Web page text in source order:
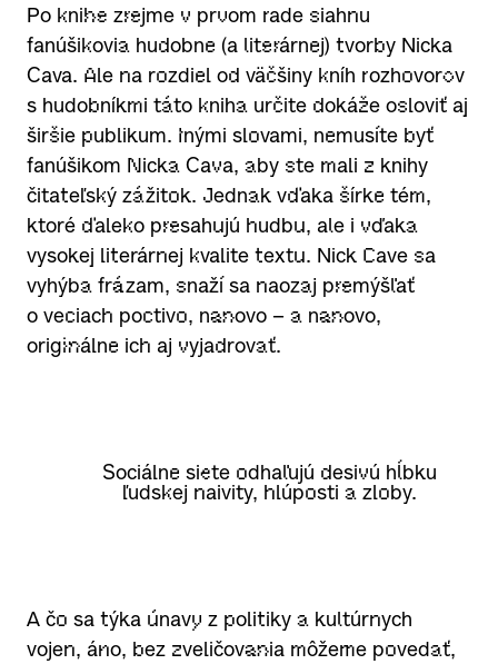
Po knihe zrejme v prvom rade siahnu
fanúšikovia hudobne (a literárnej) tvorby Nicka
Cava. Ale na rozdiel od väčšiny kníh rozhovorov
s hudobníkmi táto kniha určite dokáže osloviť aj
širšie publikum. Inými slovami, nemusíte byť
fanúšikom Nicka Cava, aby ste mali z knihy
čitateľský zážitok. Jednak vďaka šírke tém,
ktoré ďaleko presahujú hudbu, ale i vďaka
vysokej literárnej kvalite textu. Nick Cave sa
vyhýba frázam, snaží sa naozaj premýšľať
o veciach poctivo, nanovo – a nanovo,
originálne ich aj vyjadrovať.
Sociálne siete odhaľujú desivú hĺbku
ľudskej naivity, hlúposti a zloby.
A čo sa týka únavy z politiky a kultúrnych
vojen, áno, bez zveličovania môžeme povedať,